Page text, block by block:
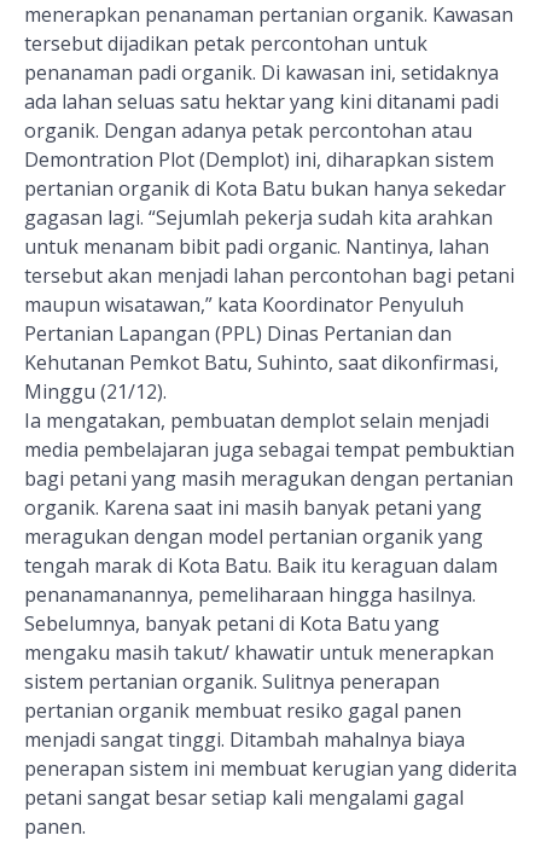
menerapkan penanaman pertanian organik. Kawasan
tersebut dijadikan petak percontohan untuk
penanaman padi organik. Di kawasan ini, setidaknya
ada lahan seluas satu hektar yang kini ditanami padi
organik. Dengan adanya petak percontohan atau
Demontration Plot (Demplot) ini, diharapkan sistem
pertanian organik di Kota Batu bukan hanya sekedar
gagasan lagi. “Sejumlah pekerja sudah kita arahkan
untuk menanam bibit padi organic. Nantinya, lahan
tersebut akan menjadi lahan percontohan bagi petani
maupun wisatawan,” kata Koordinator Penyuluh
Pertanian Lapangan (PPL) Dinas Pertanian dan
Kehutanan Pemkot Batu, Suhinto, saat dikonfirmasi,
Minggu (21/12).
Ia mengatakan, pembuatan demplot selain menjadi
media pembelajaran juga sebagai tempat pembuktian
bagi petani yang masih meragukan dengan pertanian
organik. Karena saat ini masih banyak petani yang
meragukan dengan model pertanian organik yang
tengah marak di Kota Batu. Baik itu keraguan dalam
penanamanannya, pemeliharaan hingga hasilnya.
Sebelumnya, banyak petani di Kota Batu yang
mengaku masih takut/ khawatir untuk menerapkan
sistem pertanian organik. Sulitnya penerapan
pertanian organik membuat resiko gagal panen
menjadi sangat tinggi. Ditambah mahalnya biaya
penerapan sistem ini membuat kerugian yang diderita
petani sangat besar setiap kali mengalami gagal
panen.